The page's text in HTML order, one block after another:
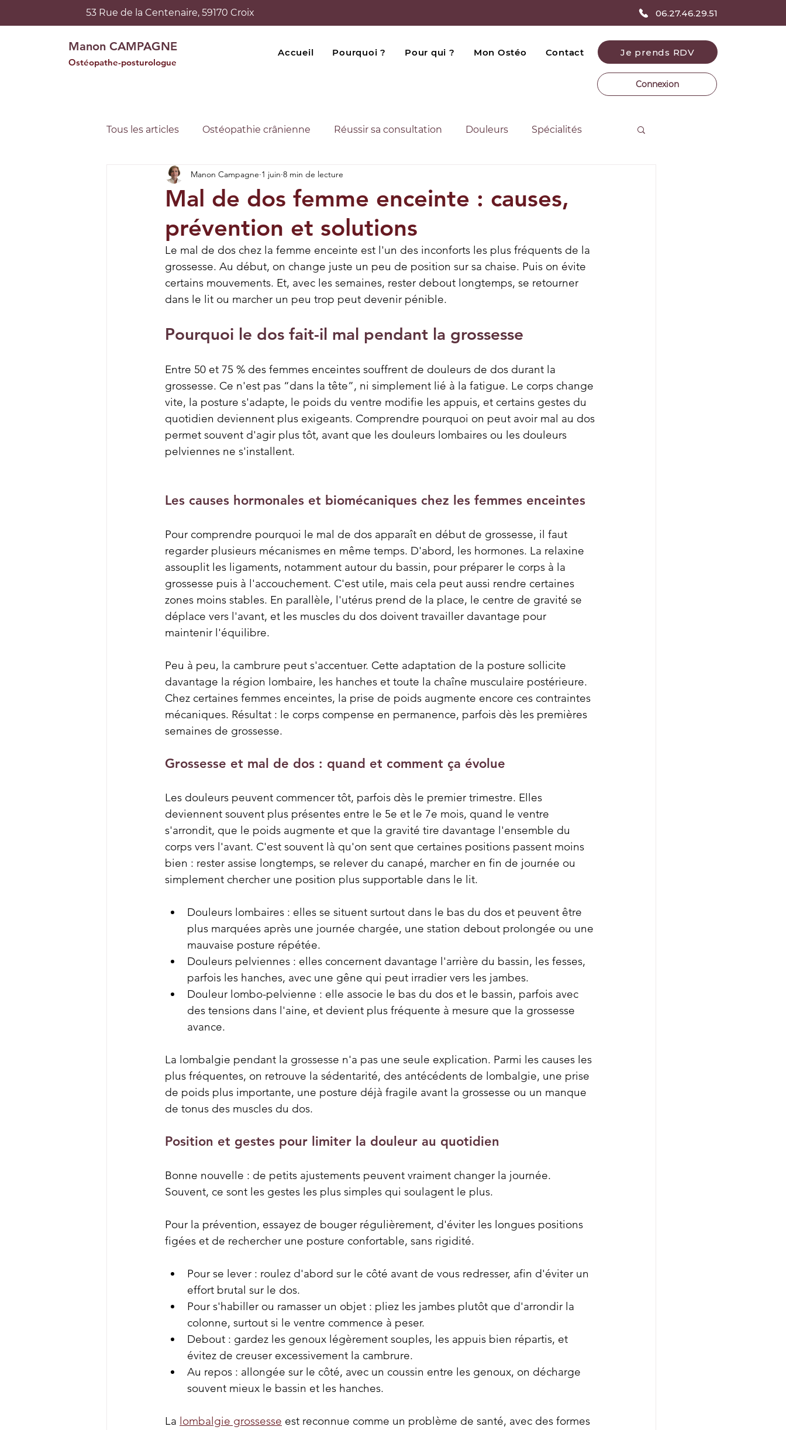
53 Rue de la Centenaire, 59170 Croix 06.27.46.29.51
Manon CAMPAGNE
Ostéopathe-posturologue
Accueil Pourquoi ? Pour qui ? Mon Ostéo Contact Je prends RDV
Connexion
Tous les articles Ostéopathie crânienne Réussir sa consultation Douleurs Spécialités
Ostéopathie Ostéopathie Innovante
Mal de dos femme enceinte : causes,
prévention et solutions
Manon Campagne 1 juin 8 min de lecture
Le mal de dos chez la femme enceinte est l'un des inconforts les plus fréquents de la
grossesse. Au début, on change juste un peu de position sur sa chaise. Puis on évite
certains mouvements. Et, avec les semaines, rester debout longtemps, se retourner
dans le lit ou marcher un peu trop peut devenir pénible.
Pourquoi le dos fait-il mal pendant la grossesse
Entre 50 et 75 % des femmes enceintes souffrent de douleurs de dos durant la
grossesse. Ce n'est pas “dans la tête”, ni simplement lié à la fatigue. Le corps change
vite, la posture s'adapte, le poids du ventre modifie les appuis, et certains gestes du
quotidien deviennent plus exigeants. Comprendre pourquoi on peut avoir mal au dos
permet souvent d'agir plus tôt, avant que les douleurs lombaires ou les douleurs
pelviennes ne s'installent.
Les causes hormonales et biomécaniques chez les femmes enceintes
Pour comprendre pourquoi le mal de dos apparaît en début de grossesse, il faut
regarder plusieurs mécanismes en même temps. D'abord, les hormones. La relaxine
assouplit les ligaments, notamment autour du bassin, pour préparer le corps à la
grossesse puis à l'accouchement. C'est utile, mais cela peut aussi rendre certaines
zones moins stables. En parallèle, l'utérus prend de la place, le centre de gravité se
déplace vers l'avant, et les muscles du dos doivent travailler davantage pour
maintenir l'équilibre.
Peu à peu, la cambrure peut s'accentuer. Cette adaptation de la posture sollicite
davantage la région lombaire, les hanches et toute la chaîne musculaire postérieure.
Chez certaines femmes enceintes, la prise de poids augmente encore ces contraintes
mécaniques. Résultat : le corps compense en permanence, parfois dès les premières
semaines de grossesse.
Grossesse et mal de dos : quand et comment ça évolue
Les douleurs peuvent commencer tôt, parfois dès le premier trimestre. Elles
deviennent souvent plus présentes entre le 5e et le 7e mois, quand le ventre
s'arrondit, que le poids augmente et que la gravité tire davantage l'ensemble du
corps vers l'avant. C'est souvent là qu'on sent que certaines positions passent moins
bien : rester assise longtemps, se relever du canapé, marcher en fin de journée ou
simplement chercher une position plus supportable dans le lit.
Douleurs lombaires : elles se situent surtout dans le bas du dos et peuvent être
plus marquées après une journée chargée, une station debout prolongée ou une
mauvaise posture répétée.
Douleurs pelviennes : elles concernent davantage l'arrière du bassin, les fesses,
parfois les hanches, avec une gêne qui peut irradier vers les jambes.
Douleur lombo-pelvienne : elle associe le bas du dos et le bassin, parfois avec
des tensions dans l'aine, et devient plus fréquente à mesure que la grossesse
avance.
La lombalgie pendant la grossesse n'a pas une seule explication. Parmi les causes les
plus fréquentes, on retrouve la sédentarité, des antécédents de lombalgie, une prise
de poids plus importante, une posture déjà fragile avant la grossesse ou un manque
de tonus des muscles du dos.
Position et gestes pour limiter la douleur au quotidien
Bonne nouvelle : de petits ajustements peuvent vraiment changer la journée.
Souvent, ce sont les gestes les plus simples qui soulagent le plus.
Pour la prévention, essayez de bouger régulièrement, d'éviter les longues positions
figées et de rechercher une posture confortable, sans rigidité.
Pour se lever : roulez d'abord sur le côté avant de vous redresser, afin d'éviter un
effort brutal sur le dos.
Pour s'habiller ou ramasser un objet : pliez les jambes plutôt que d'arrondir la
colonne, surtout si le ventre commence à peser.
Debout : gardez les genoux légèrement souples, les appuis bien répartis, et
évitez de creuser excessivement la cambrure.
Au repos : allongée sur le côté, avec un coussin entre les genoux, on décharge
souvent mieux le bassin et les hanches.
La lombalgie grossesse est reconnue comme un problème de santé, avec des formes